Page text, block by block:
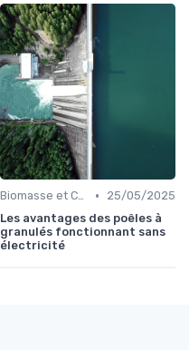
Biomasse et Chauffage Écologique •
25/05/2025
Les avantages des poêles à
granulés fonctionnant sans
électricité